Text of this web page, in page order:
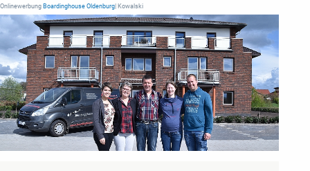
Onlinewerbung Boardinghouse Oldenburg | Kowalski